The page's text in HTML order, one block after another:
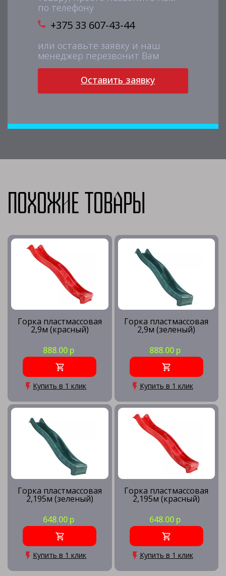
по телефону
+375 33 607-43-44
или оставьте заявку и наш
менеджер перезвонит Вам
Оставить заявку
Похожие товары
Горка пластмассовая
2,9м (красный)
888.00 р
Купить в 1 клик
Горка пластмассовая
2,9м (зеленый)
888.00 р
Купить в 1 клик
Горка пластмассовая
2,195м (зеленый)
648.00 р
Купить в 1 клик
Горка пластмассовая
2,195м (красный)
648.00 р
Купить в 1 клик